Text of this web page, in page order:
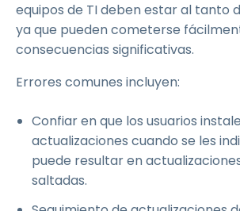
equipos de TI deben estar al tanto
ya que pueden cometerse
consecuencias significativas.
Errores comunes incluyen:
Confiar en que los usuarios
actualizaciones cuando se les
puede resultar en
saltadas.